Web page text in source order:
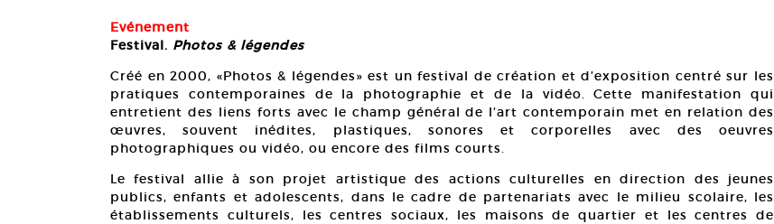
Evénement
Festival. Photos & légendes
Créé en 2000, «Photos & légendes» est un festival de création et d’exposition centré sur les
pratiques contemporaines de la photographie et de la vidéo. Cette manifestation qui
entretient des liens forts avec le champ général de l’art contemporain met en relation des
œuvres, souvent inédites, plastiques, sonores et corporelles avec des oeuvres
photographiques ou vidéo, ou encore des films courts.
Le festival allie à son projet artistique des actions culturelles en direction des jeunes
publics, enfants et adolescents, dans le cadre de partenariats avec le milieu scolaire, les
établissements culturels, les centres sociaux, les maisons de quartier et les centres de